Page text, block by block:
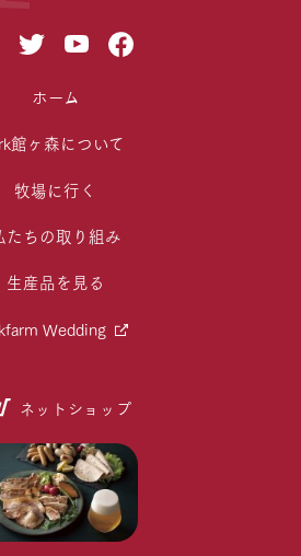
ホーム
館ヶ森について
牧場に行く
たちの取り組み
生産品を見る
Wedding
ネットショップ